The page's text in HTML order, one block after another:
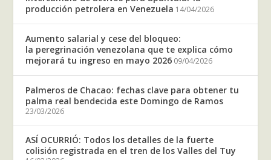
producción petrolera en Venezuela 14/04/2026
Aumento salarial y cese del bloqueo:
la peregrinación venezolana que te explica cómo
mejorará tu ingreso en mayo 2026 09/04/2026
Palmeros de Chacao: fechas clave para obtener tu
palma real bendecida este Domingo de Ramos
23/03/2026
ASÍ OCURRIÓ: Todos los detalles de la fuerte
colisión registrada en el tren de los Valles del Tuy